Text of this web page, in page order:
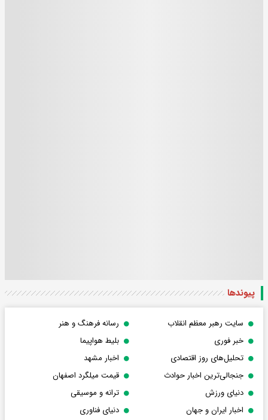
پیوندها
سایت رهبر معظم انقلاب
رسانه فرهنگ و هنر
خبر فوری
بلیط هواپیما
تحلیل‌های روز اقتصادی
اخبار مشهد
جنجالی‌ترین اخبار حوادث
قیمت میلگرد اصفهان
دنیای ورزش
ترانه و موسیقی
اخبار ایران و جهان
دنیای فناوری